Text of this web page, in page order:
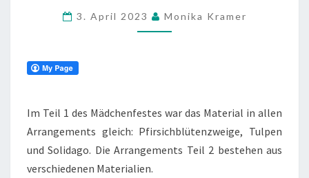
TEIL
3. April 2023 Monika Kramer
Im Teil 1 des Mädchenfestes war das Material in allen
Arrangements gleich: Pfirsichblütenzweige, Tulpen
und Solidago. Die Arrangements Teil 2 bestehen aus
verschiedenen Materialien.